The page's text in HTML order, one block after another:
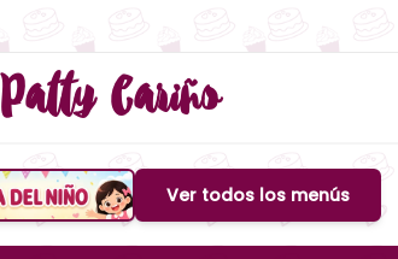
Patty Cariño
Boton de menuVer todos los menús